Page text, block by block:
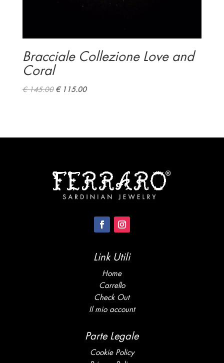
Bracciale Collezione Love and
Coral
€145.00 Original
€115.00Current
Link Utili
Home
Carrello
Check Out
Il mio account
Parte Legale
Cookie Policy